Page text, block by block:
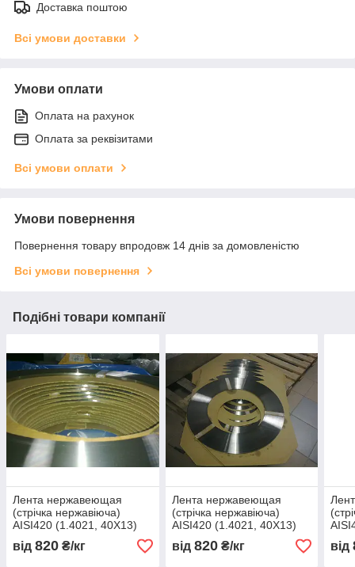
Доставка поштою
Всі умови доставки
Умови оплати
Оплата на рахунок
Оплата за реквізитами
Всі умови оплати
Умови повернення
Повернення товару впродовж 14 днів за домовленістю
Всі умови повернення
Подібні товари компанії
Лента нержавеющая
(стрічка нержавіюча)
AISI420 (1.4021, 40Х13)
мякгая 400 х 0,29
від 820 ₴/кг
Лента нержавеющая
(стрічка нержавіюча)
AISI420 (1.4021, 40Х13)
мякгая 400 х 0,30
від 820₴/кг від